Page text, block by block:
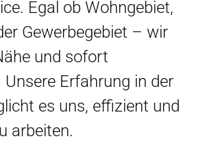
Egal ob Wohngebiet,
Gewerbegebiet – wir
und sofort
Erfahrung in der
es uns, effizient und
arbeiten.